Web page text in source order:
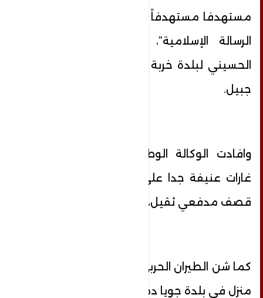
مستهدفا مستهدفاً مقر جمعية “كشافة
الرسالة الإسلامية”، بالقرب من النادي
الحسيني لبلدة خربة سلم في قضاء بنت
جبيل.
وافادت الوكالة الوطنية ان العدو “شن
غارات عنيفة جدا على الخيام، إضافة إلى
قصف مدفعي ثقيل، وقذائف فوسفورية”.
كما شن الطيران الحربي المعادي غارة على
منزل في بلدة جويا دمرته بالكامل.